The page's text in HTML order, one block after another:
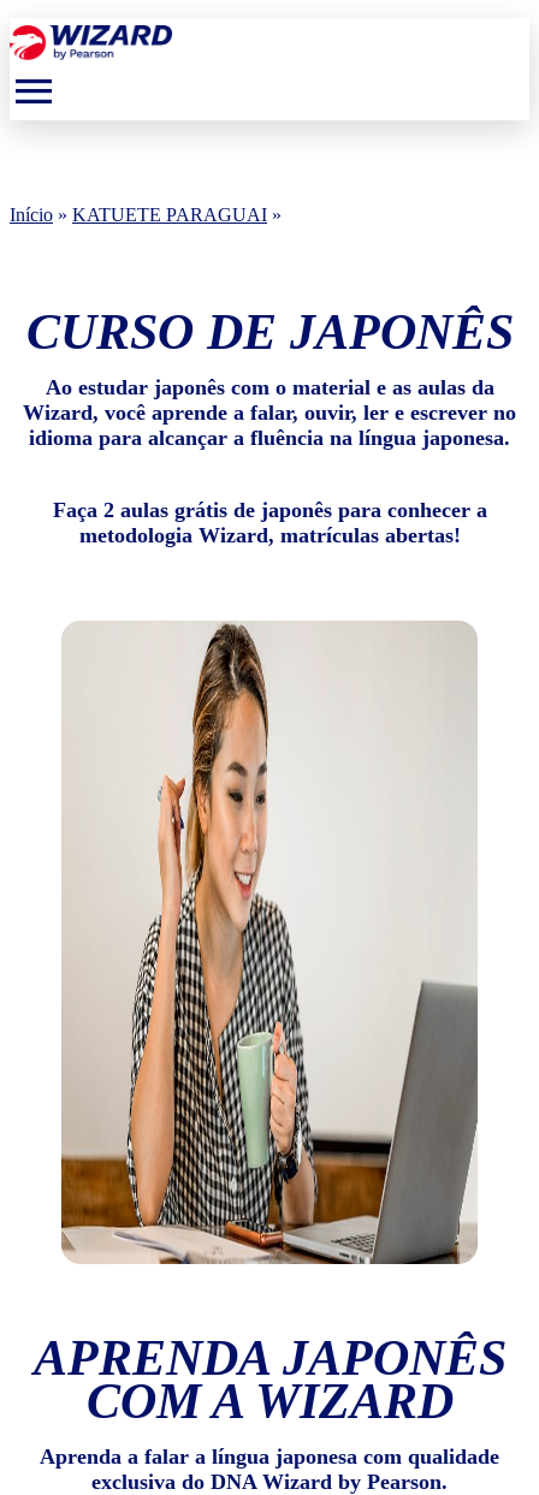
menu
Início » KATUETE PARAGUAI »
CURSO DE JAPONÊS
Ao estudar japonês com o material e as aulas da
Wizard, você aprende a falar, ouvir, ler e escrever no
idioma para alcançar a fluência na língua japonesa.
Faça 2 aulas grátis de japonês para conhecer a
metodologia Wizard, matrículas abertas!
APRENDA JAPONÊS
COM A WIZARD
Aprenda a falar a língua japonesa com qualidade
exclusiva do DNA Wizard by Pearson.